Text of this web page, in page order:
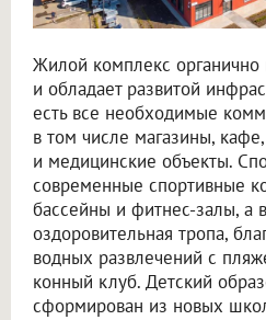
Жилой комплекс органично
и обладает развитой
есть все необходимые
в том числе магазины,
и медицинские объекты.
современные спортивные
бассейны и фитнес-залы, а
оздоровительная тропа,
водных развлечений с
конный клуб. Детский
сформирован из новых